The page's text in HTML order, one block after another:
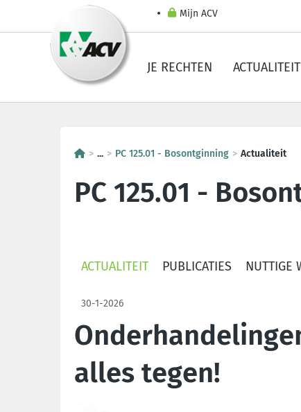
Mijn ACV
JE RECHTEN ACTUALITEIT
... PC 125.01 - Bosontginning Actualiteit
PC 125.01 -
ACTUALITEIT PUBLICATIES NUTTIGE
30-1-2026
alles tegen!